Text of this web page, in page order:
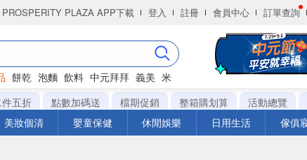
PROSPERITY PLAZA APP下載 登入 註冊 會員中心 訂單查詢
餅乾 泡麵 飲料 中元拜拜 義美 米
五折 點數加碼送 檔期促銷 整箱購划算 活動總覽
美妝個清 嬰童保健 休閒娛樂 日用生活 傢俱